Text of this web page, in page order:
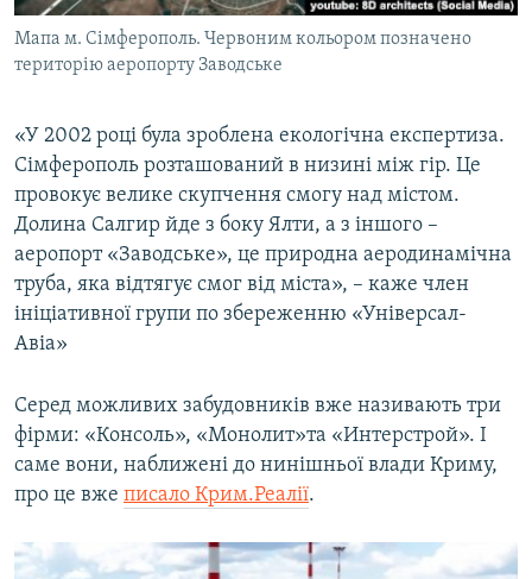
Мапа м. Сімферополь. Червоним кольором позначено
територію аеропорту Заводське
«У 2002 році була зроблена екологічна експертиза.
Сімферополь розташований в низині між гір. Це
провокує велике скупчення смогу над містом.
Долина Салгир йде з боку Ялти, а з іншого –
аеропорт «Заводське», це природна аеродинамічна
труба, яка відтягує смог від міста», – каже член
ініціативної групи по збереженню «Універсал-
Авіа»
Серед можливих забудовників вже називають три
фірми: «Консоль», «Монолит»та «Интерстрой». І
саме вони, наближені до нинішньої влади Криму,
про це вже писало Крим.Реалії.